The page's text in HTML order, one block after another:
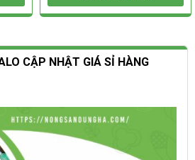
Sản
có
nhiều
Các
tùy
chọn
CẬP NHẬT GIÁ SỈ HÀNG